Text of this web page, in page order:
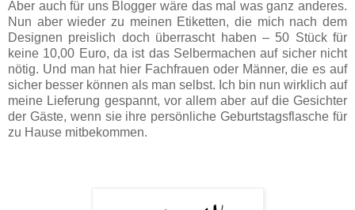
Aber auch für uns Blogger wäre das ­mal was ganz anderes.
Nun aber wieder zu meinen Etiketten, die mich nach dem
Designen preislich doch überrascht haben – 50 Stück für
keine 10,00 Euro, da ist das Selbermachen auf sicher nicht
nötig. Und man hat hier Fachfrauen oder Männer, die es auf
sicher besser können als man selbst. Ich bin nun wirklich auf
meine Lieferung gespannt, vor allem aber auf die Gesichter
der Gäste, wenn sie ihre persönliche Geburtstagsflasche für
zu Hause mitbekommen.